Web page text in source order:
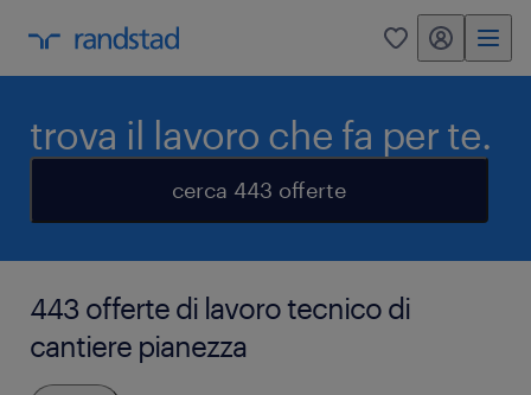
0 my randstad
trova il lavoro che fa per te.
cerca 443 offerte
443 offerte di lavoro tecnico di
cantiere pianezza